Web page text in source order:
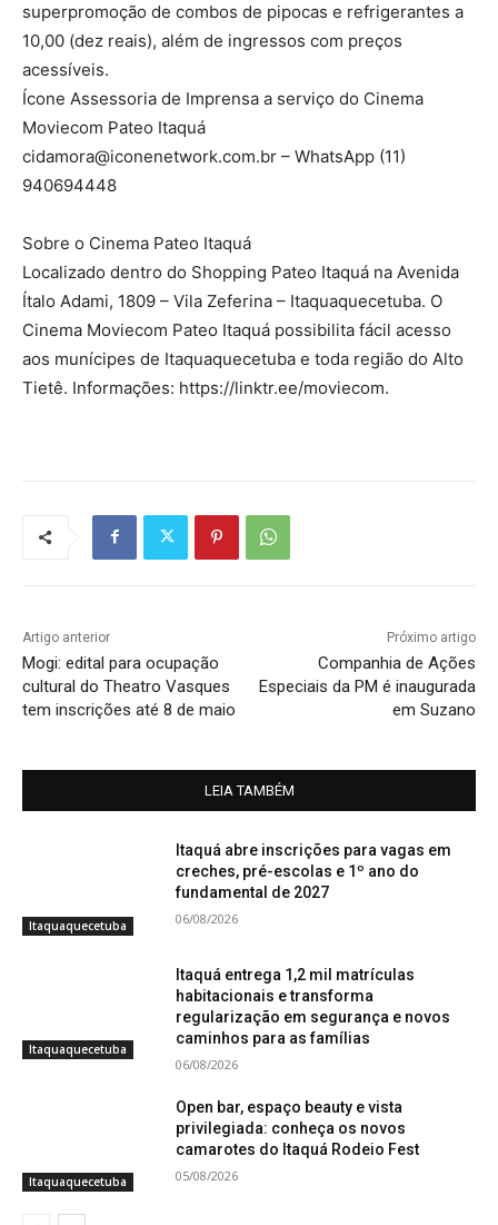
superpromoção de combos de pipocas e refrigerantes a
10,00 (dez reais), além de ingressos com preços
acessíveis.
Ícone Assessoria de Imprensa a serviço do Cinema
Moviecom Pateo Itaquá
cidamora@iconenetwork.com.br – WhatsApp (11)
940694448
Sobre o Cinema Pateo Itaquá
Localizado dentro do Shopping Pateo Itaquá na Avenida
Ítalo Adami, 1809 – Vila Zeferina – Itaquaquecetuba. O
Cinema Moviecom Pateo Itaquá possibilita fácil acesso
aos munícipes de Itaquaquecetuba e toda região do Alto
Tietê. Informações: https://linktr.ee/moviecom.
Artigo anterior
Mogi: edital para ocupação
cultural do Theatro Vasques
tem inscrições até 8 de maio
Próximo artigo
Companhia de Ações
Especiais da PM é inaugurada
em Suzano
LEIA TAMBÉM
Itaquaquecetuba
Itaquá abre inscrições para vagas em
creches, pré-escolas e 1º ano do
fundamental de 2027
06/08/2026
Itaquaquecetuba
Itaquá entrega 1,2 mil matrículas
habitacionais e transforma
regularização em segurança e novos
caminhos para as famílias
06/08/2026
Itaquaquecetuba
Open bar, espaço beauty e vista
privilegiada: conheça os novos
camarotes do Itaquá Rodeio Fest
05/08/2026